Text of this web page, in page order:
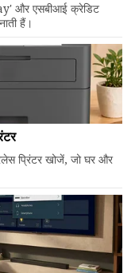
और एसबीआई क्रेडिट
हैं।
प्रिंटर खोजें, जो घर और